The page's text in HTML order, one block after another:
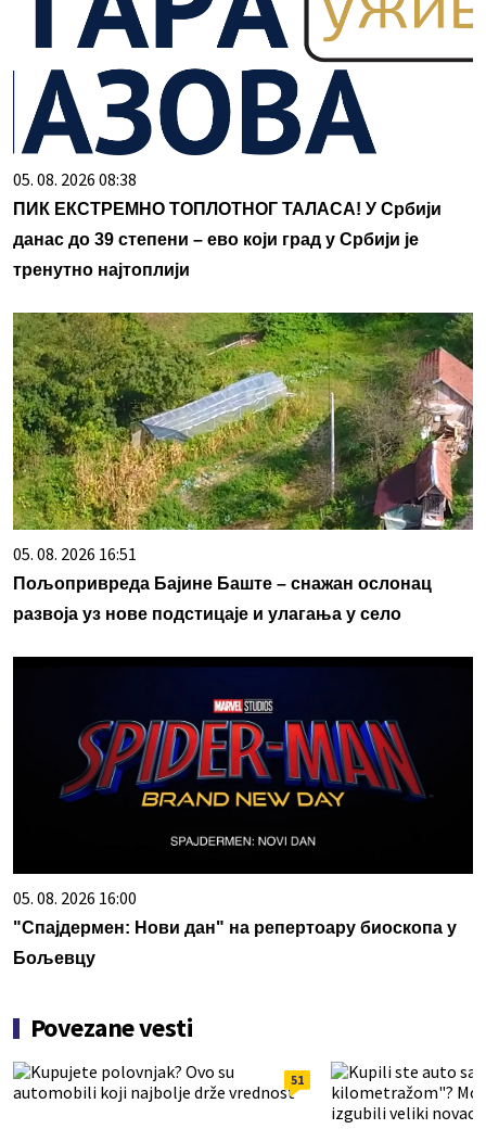
05. 08. 2026 08:38
ПИК ЕКСТРЕМНО ТОПЛОТНОГ ТАЛАСА! У Србији
данас до 39 степени – ево који град у Србији је
тренутно најтоплији
05. 08. 2026 16:51
Пољопривреда Бајине Баште – снажан ослонац
развоја уз нове подстицаје и улагања у село
05. 08. 2026 16:00
"Спајдермен: Нови дан" на репертоару биоскопа у
Бољевцу
Povezane vesti
51